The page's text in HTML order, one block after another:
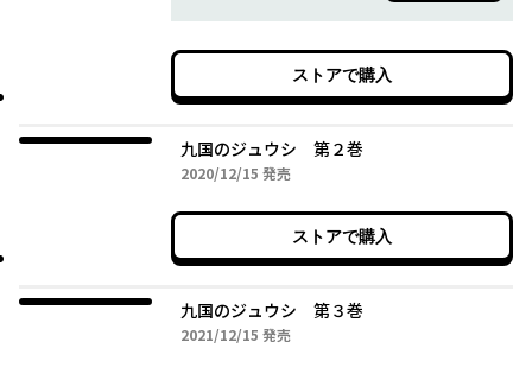
ストアで購入
九国のジュウシ 第２巻
2020/12/15 2020年12月15日
発売
ストアで購入
九国のジュウシ 第３巻
2021/12/15 2021年12月15日
発売